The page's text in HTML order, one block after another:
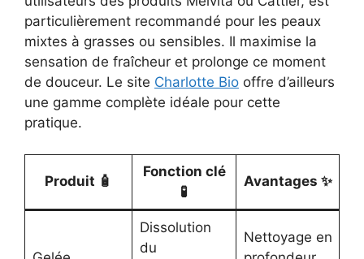
particulièrement recommandé pour les peaux
mixtes à grasses ou sensibles. Il maximise la
sensation de fraîcheur et prolonge ce moment
de douceur. Le site Charlotte Bio offre d’ailleurs
une gamme complète idéale pour cette
pratique.
Produit 🧴
Fonction clé
🧪
Avantages ✨
Dissolution
du
Nettoyage en